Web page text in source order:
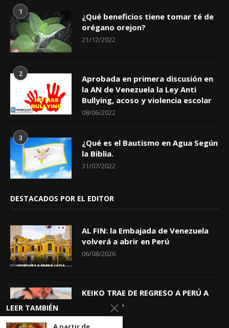
1
¿Qué beneficios tiene tomar té de
orégano orejon?
21/12/2022
2
Aprobada en primera discusión en
la AN de Venezuela la Ley Anti
Bullying, acoso y violencia escolar
08/06/2022
3
¿Qué es el Bautismo en Agua Según
la Biblia.
31/07/2022
DESTACADOS POR EL EDITOR
AL FIN: la Embajada de Venezuela
volverá a abrir en Perú
06/08/2026
KEIKO TRAE DE REGRESO A PERÚ A
GIOVANNA
04/08/2026
LEER TAMBIÉN